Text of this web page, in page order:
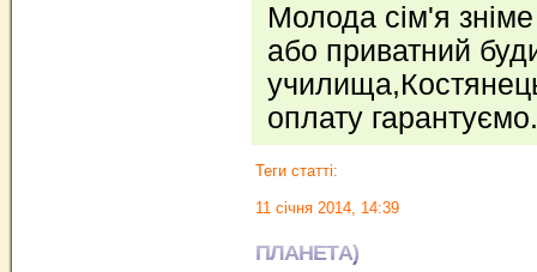
Молода сім'я
або приватний
оплату
Теги статті:
11 січня 2014, 14:39
ПЛАНЕТА)